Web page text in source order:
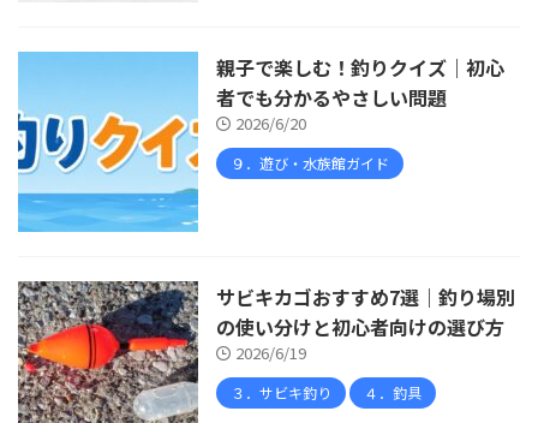
親子で楽しむ！釣りクイズ｜初心
者でも分かるやさしい問題
2026/6/20
９．遊び・水族館ガイド
サビキカゴおすすめ7選｜釣り場別
の使い分けと初心者向けの選び方
2026/6/19
３．サビキ釣り ４．釣具